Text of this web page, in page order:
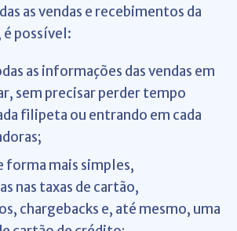
as vendas e recebimentos da
é possível:
as informações das vendas em
sem precisar perder tempo
filipeta ou entrando em cada
forma mais simples,
nas taxas de cartão,
chargebacks e, até mesmo, uma